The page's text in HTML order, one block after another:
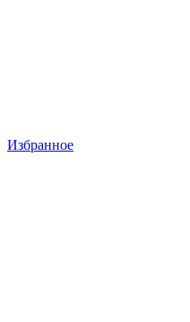
Избранное